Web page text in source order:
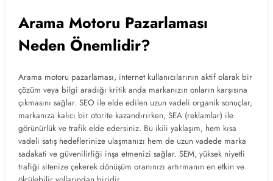
Arama Motoru Pazarlaması
Neden Önemlidir?
Arama motoru pazarlaması, internet kullanıcılarının aktif olarak bir
çözüm veya bilgi aradığı kritik anda markanızın onların karşısına
çıkmasını sağlar. SEO ile elde edilen uzun vadeli organik sonuçlar,
markanıza kalıcı bir otorite kazandırırken, SEA (reklamlar) ile
görünürlük ve trafik elde edersiniz. Bu ikili yaklaşım, hem kısa
vadeli satış hedeflerinize ulaşmanızı hem de uzun vadede marka
sadakati ve güvenilirliği inşa etmenizi sağlar. SEM, yüksek niyetli
trafiği sitenize çekerek dönüşüm oranınızı artırmanın en etkin ve